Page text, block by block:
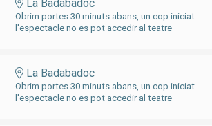
La Badabadoc
Obrim portes 30 minuts abans, un cop iniciat
l'espectacle no es pot accedir al teatre
La Badabadoc
Obrim portes 30 minuts abans, un cop iniciat
l'espectacle no es pot accedir al teatre